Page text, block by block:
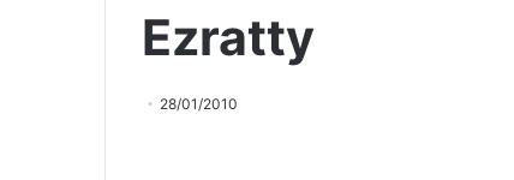
Ezratty
28/01/2010